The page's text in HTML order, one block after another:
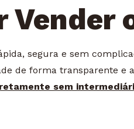
Vender
segura e sem
de forma transparente e
sem